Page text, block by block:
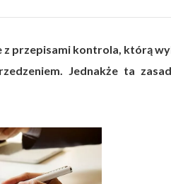
przepisami kontrola, którą
Jednakże ta